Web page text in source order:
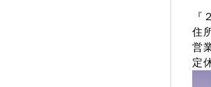
『
住
営
定